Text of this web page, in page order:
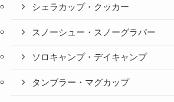
シェラカップ・クッカー
スノーシュー・スノーグラバー
ソロキャンプ・デイキャンプ
タンブラー・マグカップ